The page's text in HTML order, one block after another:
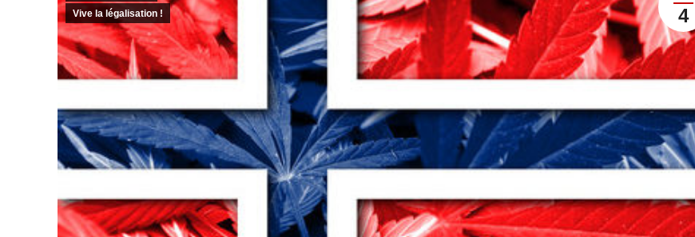
4
Vive la légalisation !